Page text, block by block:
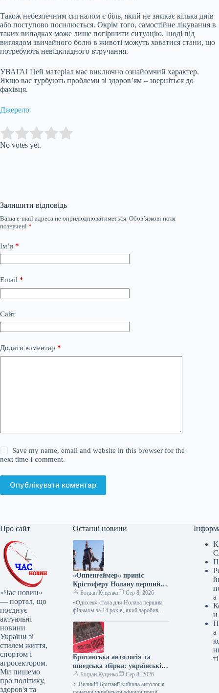
Також небезпечним сигналом є біль, який не зникає кілька днів
або поступово посилюється. Окрім того, самостійне лікування в
таких випадках може лише погіршити ситуацію. Іноді під
виглядом звичайного болю в животі можуть ховатися стани, що
потребують невідкладного втручання.
УВАГА! Цей матеріал має виключно ознайомчий характер.
Якщо вас турбують проблеми зі здоров’ям – зверніться до
фахівця.
Джерело
Rate this item:
No votes yet.
Залишити відповідь
Ваша e-mail адреса не оприлюднюватиметься. Обов’язкові поля
позначені *
Ім’я *
Email *
Сайт
Додати коментар *
Save my name, email and website in this browser for the
next time I comment.
Опублікувати коментар
Про сайт
«Час новин»
— портал, що
поєднує
актуальні
новини
України зі
стилем життя,
спортом і
агросектором.
Ми пишемо
про політику,
здоров'я та
Останні новини
«Оппенгеймер» приніс
Крістоферу Нолану перший
мільярд за 14 років
Богдан Куценко
Сер 8, 2026
«Одіссея» стала для Нолана першим
фільмом за 14 років, який заробив
Нолана «Одіссея» став для…
Британська антологія та
шведська збірка: українські
поетки здобувають
міжнародне визнання
Богдан Куценко
Сер 8, 2026
У Великій Британії вийшла антологія
а
и
а
ті